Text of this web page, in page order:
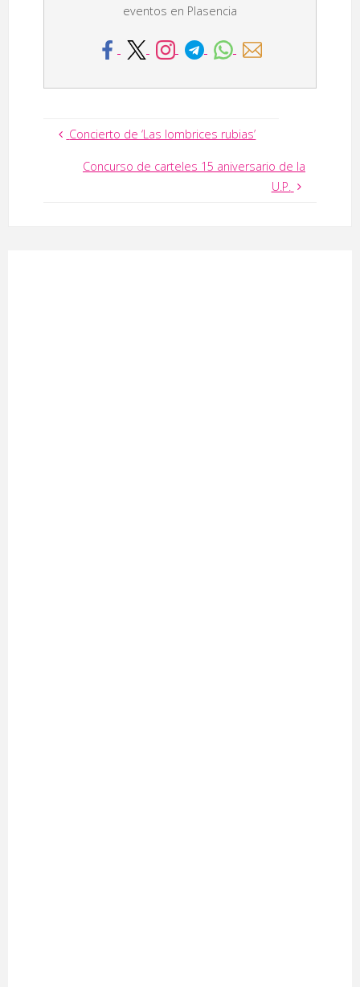
eventos en Plasencia
Concierto de ‘Las lombrices rubias’
Concurso de carteles 15 aniversario de la
U.P.